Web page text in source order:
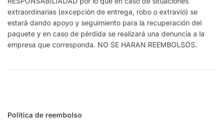
extraordinarias (excepción de entrega, robo o extravió) se
estará dando apoyo y seguimiento para la recuperación del
paquete y en caso de pérdida se realizará una denuncia a la
empresa que corresponda. NO SE HARAN REEMBOLSOS.
Politica de reembolso